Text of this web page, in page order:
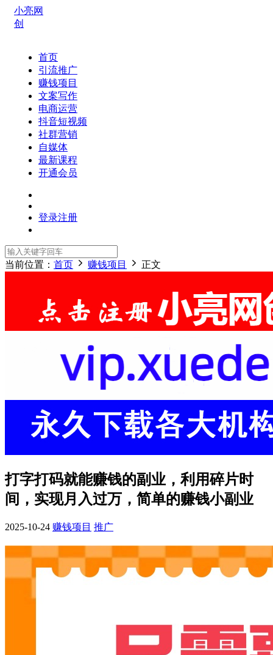
小亮网
创
首页
引流推广
赚钱项目
文案写作
电商运营
抖音短视频
社群营销
自媒体
最新课程
开通会员
登录注册
当前位置： 首页 赚钱项目 正文
打字打码就能赚钱的副业，利用碎片时
间，实现月入过万，简单的赚钱小副业
2025-10-24 赚钱项目 推广